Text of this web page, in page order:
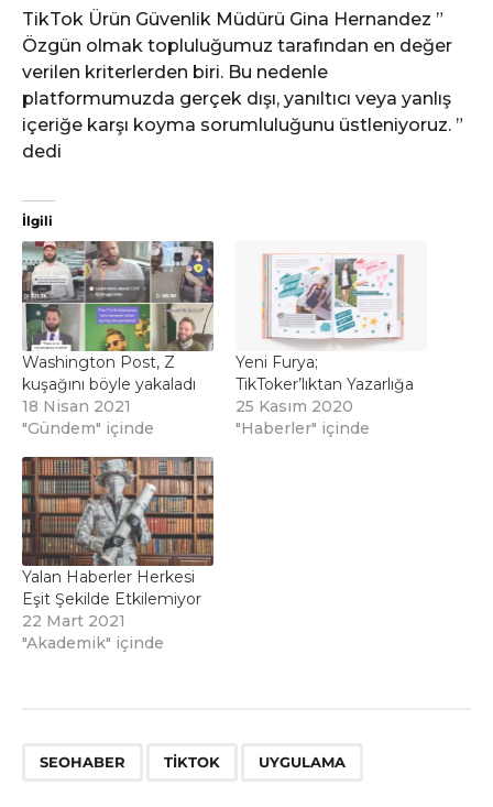
TikTok Ürün Güvenlik Müdürü Gina Hernandez ”
Özgün olmak topluluğumuz tarafından en değer
verilen kriterlerden biri. Bu nedenle
platformumuzda gerçek dışı, yanıltıcı veya yanlış
içeriğe karşı koyma sorumluluğunu üstleniyoruz. ”
dedi
İlgili
Washington Post, Z
kuşağını böyle yakaladı
18 Nisan 2021
"Gündem" içinde
Yeni Furya;
TikToker’lıktan Yazarlığa
25 Kasım 2020
"Haberler" içinde
Yalan Haberler Herkesi
Eşit Şekilde Etkilemiyor
22 Mart 2021
"Akademik" içinde
SEOHABER TIKTOK UYGULAMA